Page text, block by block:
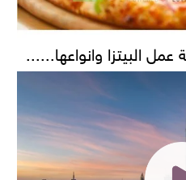
البيتزا وانواعها......